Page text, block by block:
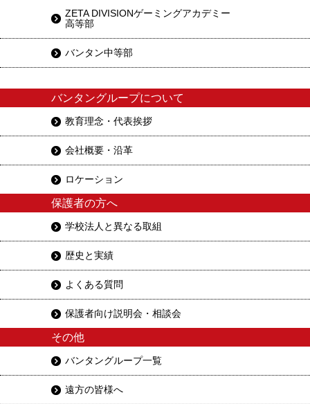
ZETA DIVISIONゲーミングアカデミー
高等部
バンタン中等部
バンタングループについて
教育理念・代表挨拶
会社概要・沿革
ロケーション
保護者の方へ
学校法人と異なる取組
歴史と実績
よくある質問
保護者向け説明会・相談会
その他
バンタングループ一覧
遠方の皆様へ